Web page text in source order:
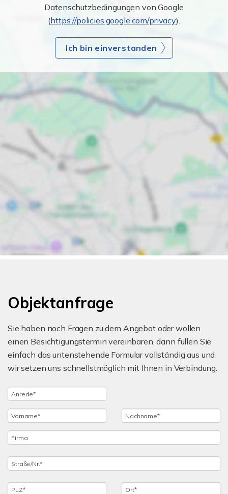
Datenschutzbedingungen von Google
(https://policies.google.com/privacy).
Ich bin einverstanden
Objektanfrage
Sie haben noch Fragen zu dem Angebot oder wollen
einen Besichtigungstermin vereinbaren, dann füllen Sie
einfach das untenstehende Formular vollständig aus und
wir setzen uns schnellstmöglich mit Ihnen in Verbindung.